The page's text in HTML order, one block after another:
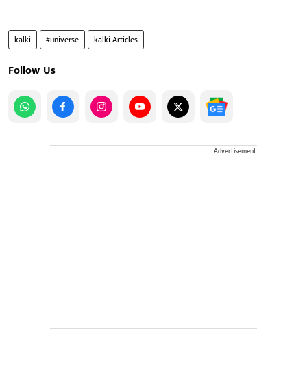
kalki #universe kalki Articles
Follow Us
Advertisement